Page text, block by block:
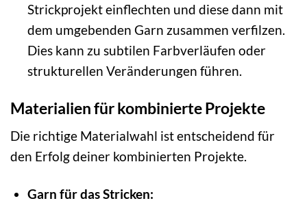
Strickprojekt einflechten und diese dann mit
dem umgebenden Garn zusammen verfilzen.
Dies kann zu subtilen Farbverläufen oder
strukturellen Veränderungen führen.
Materialien für kombinierte Projekte
Die richtige Materialwahl ist entscheidend für
den Erfolg deiner kombinierten Projekte.
Garn für das Stricken: